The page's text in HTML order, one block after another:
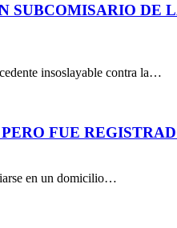
SUBCOMISARIO DE
insoslayable contra la…
FUE
en un domicilio…